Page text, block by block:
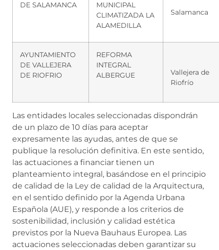
DE SALAMANCA
MUNICIPAL
CLIMATIZADA LA
ALAMEDILLA
Salamanca
AYUNTAMIENTO
DE VALLEJERA
DE RIOFRIO
REFORMA
INTEGRAL
ALBERGUE
Vallejera de
Riofrío
Las entidades locales seleccionadas dispondrán
de un plazo de 10 días para aceptar
expresamente las ayudas, antes de que se
publique la resolución definitiva. En este sentido,
las actuaciones a financiar tienen un
planteamiento integral, basándose en el principio
de calidad de la Ley de calidad de la Arquitectura,
en el sentido definido por la Agenda Urbana
Española (AUE), y responde a los criterios de
sostenibilidad, inclusión y calidad estética
previstos por la Nueva Bauhaus Europea. Las
actuaciones seleccionadas deben garantizar su